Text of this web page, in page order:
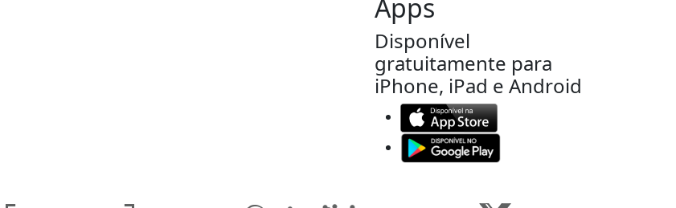
Apps
Disponível
gratuitamente para
iPhone, iPad e Android